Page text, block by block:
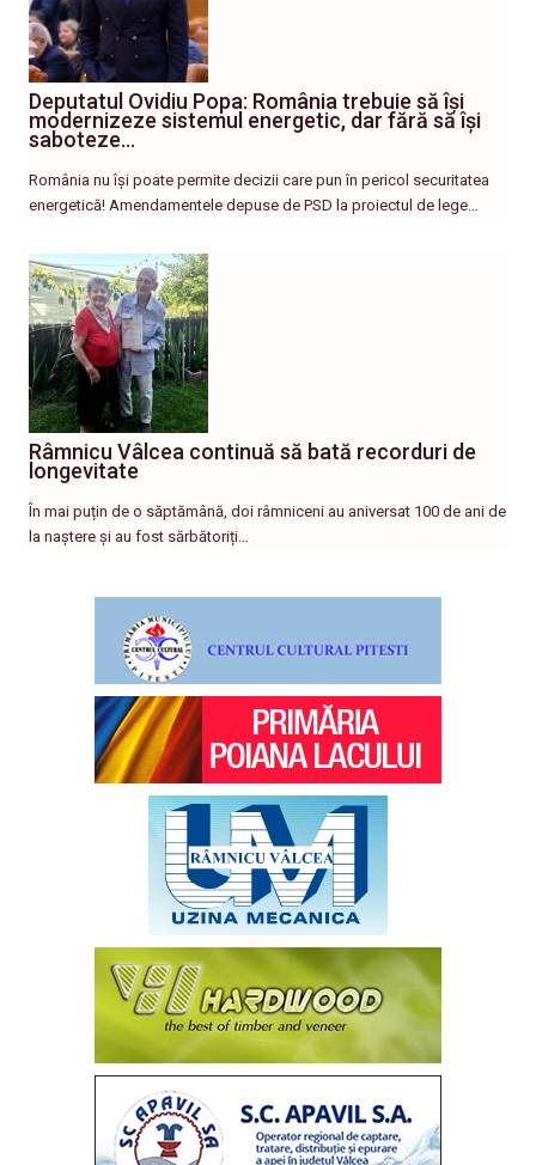
Deputatul Ovidiu Popa: România trebuie să își
modernizeze sistemul energetic, dar fără să își
saboteze…
România nu își poate permite decizii care pun în pericol securitatea
energetică! Amendamentele depuse de PSD la proiectul de lege…
Râmnicu Vâlcea continuă să bată recorduri de
longevitate
În mai puțin de o săptămână, doi râmniceni au aniversat 100 de ani de
la naștere și au fost sărbătoriți…